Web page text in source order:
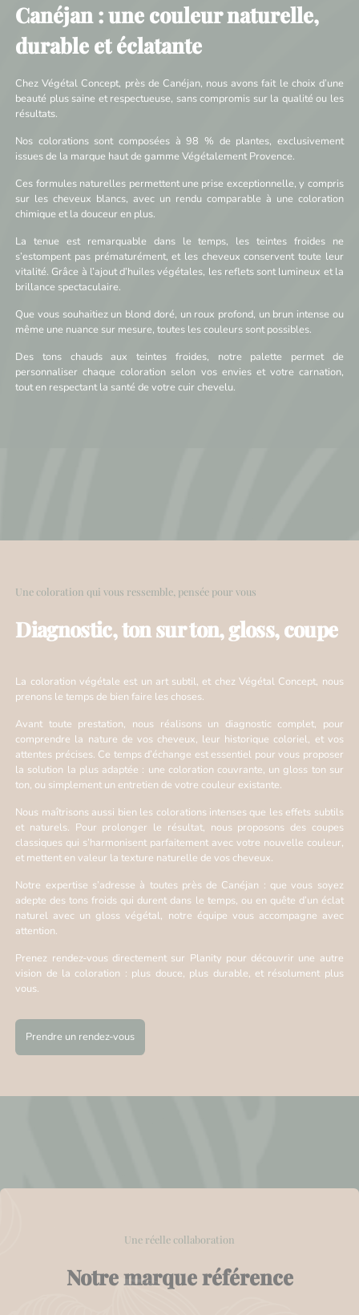
Canéjan : une couleur naturelle,
durable et éclatante
Chez Végétal Concept, près de Canéjan, nous avons fait le choix d’une
beauté plus saine et respectueuse, sans compromis sur la qualité ou les
résultats.
Nos colorations sont composées à 98 % de plantes, exclusivement
issues de la marque haut de gamme Végétalement Provence.
Ces formules naturelles permettent une prise exceptionnelle, y compris
sur les cheveux blancs, avec un rendu comparable à une coloration
chimique et la douceur en plus.
La tenue est remarquable dans le temps, les teintes froides ne
s’estompent pas prématurément, et les cheveux conservent toute leur
vitalité. Grâce à l’ajout d’huiles végétales, les reflets sont lumineux et la
brillance spectaculaire.
Que vous souhaitiez un blond doré, un roux profond, un brun intense ou
même une nuance sur mesure, toutes les couleurs sont possibles.
Des tons chauds aux teintes froides, notre palette permet de
personnaliser chaque coloration selon vos envies et votre carnation,
tout en respectant la santé de votre cuir chevelu.
Une coloration qui vous ressemble, pensée pour vous
Diagnostic, ton sur ton, gloss, coupe
La coloration végétale est un art subtil, et chez Végétal Concept, nous
prenons le temps de bien faire les choses.
Avant toute prestation, nous réalisons un diagnostic complet, pour
comprendre la nature de vos cheveux, leur historique coloriel, et vos
attentes précises. Ce temps d’échange est essentiel pour vous proposer
la solution la plus adaptée : une coloration couvrante, un gloss ton sur
ton, ou simplement un entretien de votre couleur existante.
Nous maîtrisons aussi bien les colorations intenses que les effets subtils
et naturels. Pour prolonger le résultat, nous proposons des coupes
classiques qui s’harmonisent parfaitement avec votre nouvelle couleur,
et mettent en valeur la texture naturelle de vos cheveux.
Notre expertise s’adresse à toutes près de Canéjan : que vous soyez
adepte des tons froids qui durent dans le temps, ou en quête d’un éclat
naturel avec un gloss végétal, notre équipe vous accompagne avec
attention.
Prenez rendez-vous directement sur Planity pour découvrir une autre
vision de la coloration : plus douce, plus durable, et résolument plus
vous.
Prendre un rendez-vous
Une réelle collaboration
Notre marque référence